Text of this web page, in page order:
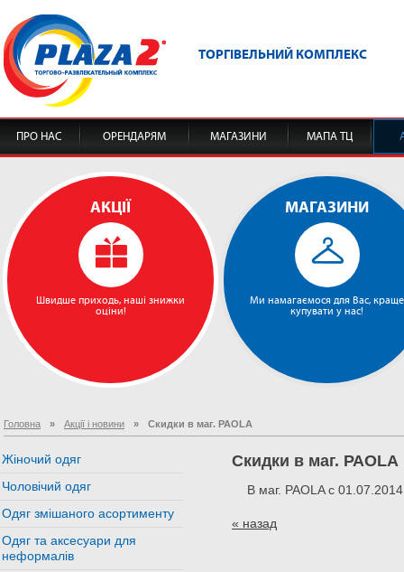
ТОРГІВЕЛЬНИЙ КОМПЛЕКС
ПРО НАС ОРЕНДАРЯМ МАГАЗИНИ МАПА ТЦ
АКЦІЇ
Швидше приходь, наші знижки
оціни!
МАГАЗИНИ
Ми намагаємося для Вас, краще
купувати у нас!
Головна » Акції і новини » Скидки в маг. РАОLA
Жіночий одяг
Чоловічий одяг
Одяг змішаного асортименту
Одяг та аксесуари для
неформалів
Скидки в маг. РАОLA
В маг. PAOLAс
« назад